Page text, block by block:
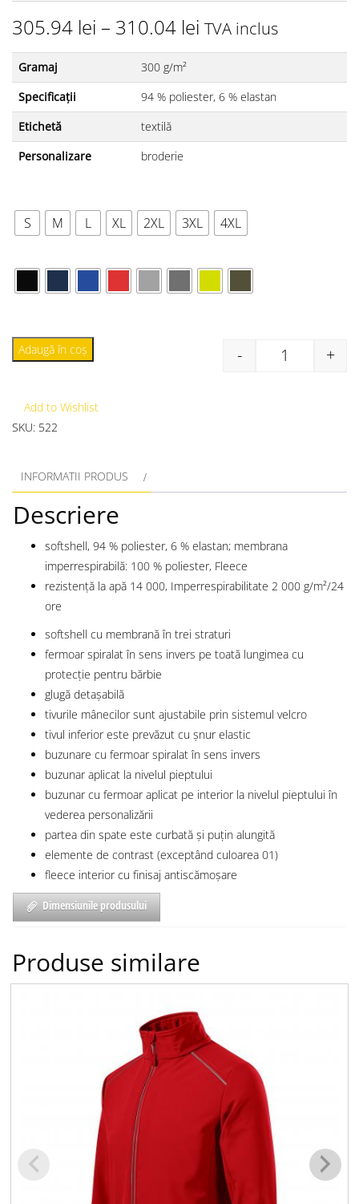
305.94 lei – 310.04 lei TVA inclus
Gramaj
300 g/m²
Specificații
94 % poliester, 6 % elastan
Etichetă
textilă
Personalizare
broderie
S M L XL 2XL 3XL 4XL
- +
Adaugă în coș
Add to Wishlist
SKU: 522
INFORMATII PRODUS
Descriere
softshell, 94 % poliester, 6 % elastan; membrana
imperrespirabilă: 100 % poliester, Fleece
rezistenţă la apă 14 000, Imperrespirabilitate 2 000 g/m²/24
ore
softshell cu membrană în trei straturi
fermoar spiralat în sens invers pe toată lungimea cu
protecţie pentru bărbie
glugă detașabilă
tivurile mânecilor sunt ajustabile prin sistemul velcro
tivul inferior este prevăzut cu șnur elastic
buzunare cu fermoar spiralat în sens invers
buzunar aplicat la nivelul pieptului
buzunar cu fermoar aplicat pe interior la nivelul pieptului în
vederea personalizării
partea din spate este curbată și puţin alungită
elemente de contrast (exceptând culoarea 01)
fleece interior cu finisaj antiscămoșare
Dimensiunile produsului
Produse similare